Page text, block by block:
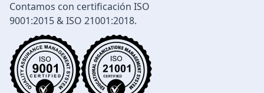
Gestión Industrial
Ingeniería de Procesos
Desarrollo Profesional
Ingeniería Civil
Contamos con certificación ISO
9001:2015 & ISO 21001:2018.